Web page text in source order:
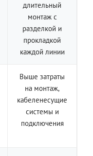
длительный
монтаж с
разделкой и
прокладкой
каждой линии
Выше затраты
на монтаж,
кабеленесущие
системы и
подключения